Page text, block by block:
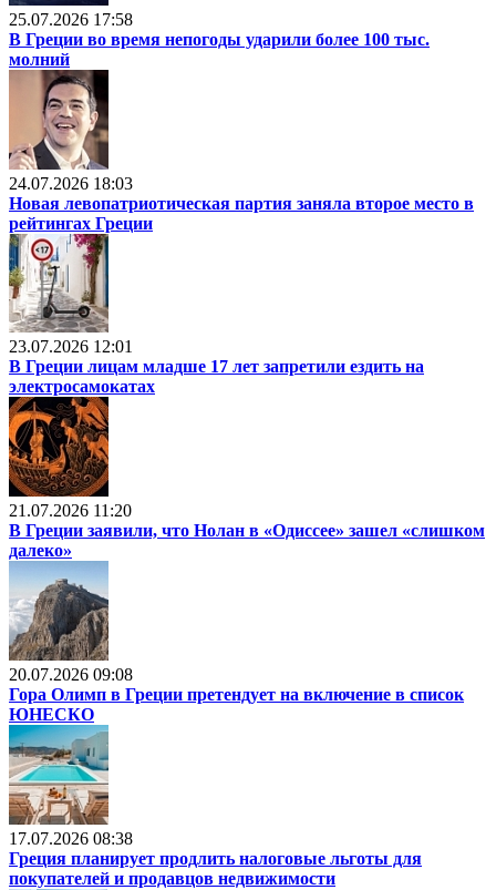
25.07.2026 17:58
В Греции во время непогоды ударили более 100 тыс.
молний
24.07.2026 18:03
Новая левопатриотическая партия заняла второе место в
рейтингах Греции
23.07.2026 12:01
В Греции лицам младше 17 лет запретили ездить на
электросамокатах
21.07.2026 11:20
В Греции заявили, что Нолан в «Одиссее» зашел «слишком
далеко»
20.07.2026 09:08
Гора Олимп в Греции претендует на включение в список
ЮНЕСКО
17.07.2026 08:38
Греция планирует продлить налоговые льготы для
покупателей и продавцов недвижимости